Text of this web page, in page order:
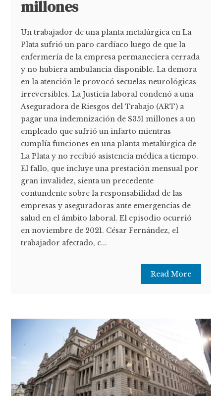
millones
Un trabajador de una planta metalúrgica en La
Plata sufrió un paro cardíaco luego de que la
enfermería de la empresa permaneciera cerrada
y no hubiera ambulancia disponible. La demora
en la atención le provocó secuelas neurológicas
irreversibles. La Justicia laboral condenó a una
Aseguradora de Riesgos del Trabajo (ART) a
pagar una indemnización de $351 millones a un
empleado que sufrió un infarto mientras
cumplía funciones en una planta metalúrgica de
La Plata y no recibió asistencia médica a tiempo.
El fallo, que incluye una prestación mensual por
gran invalidez, sienta un precedente
contundente sobre la responsabilidad de las
empresas y aseguradoras ante emergencias de
salud en el ámbito laboral. El episodio ocurrió
en noviembre de 2021. César Fernández, el
trabajador afectado, c...
Read More